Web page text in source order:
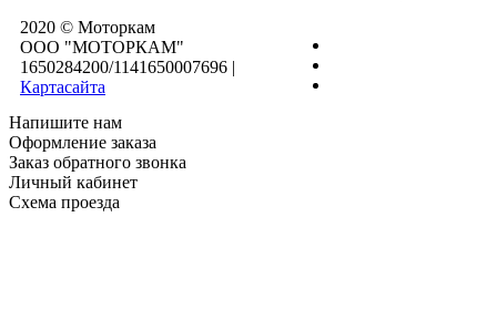
2020 © Моторкам
OOO "МОТОРКАМ"
1650284200/1141650007696 |
Картасайта
Напишите нам
Оформление заказа
Заказ обратного звонка
Личный кабинет
Схема проезда